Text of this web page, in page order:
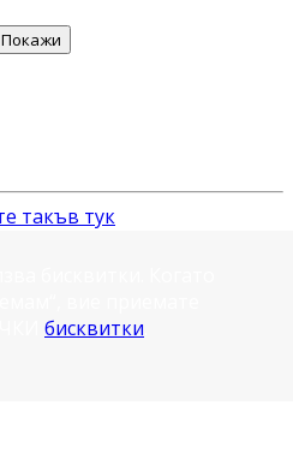
Покажи
такъв тук
бисквитки